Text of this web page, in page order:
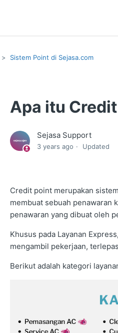
Sistem Point di Sejasa.com
Apa itu
Sejasa Support
3 years ago Updated
Credit point merupakan
membuat sebuah penawaran
penawaran yang dibuat oleh
Khusus pada Layanan
mengambil pekerjaan,
Berikut adalah kategori